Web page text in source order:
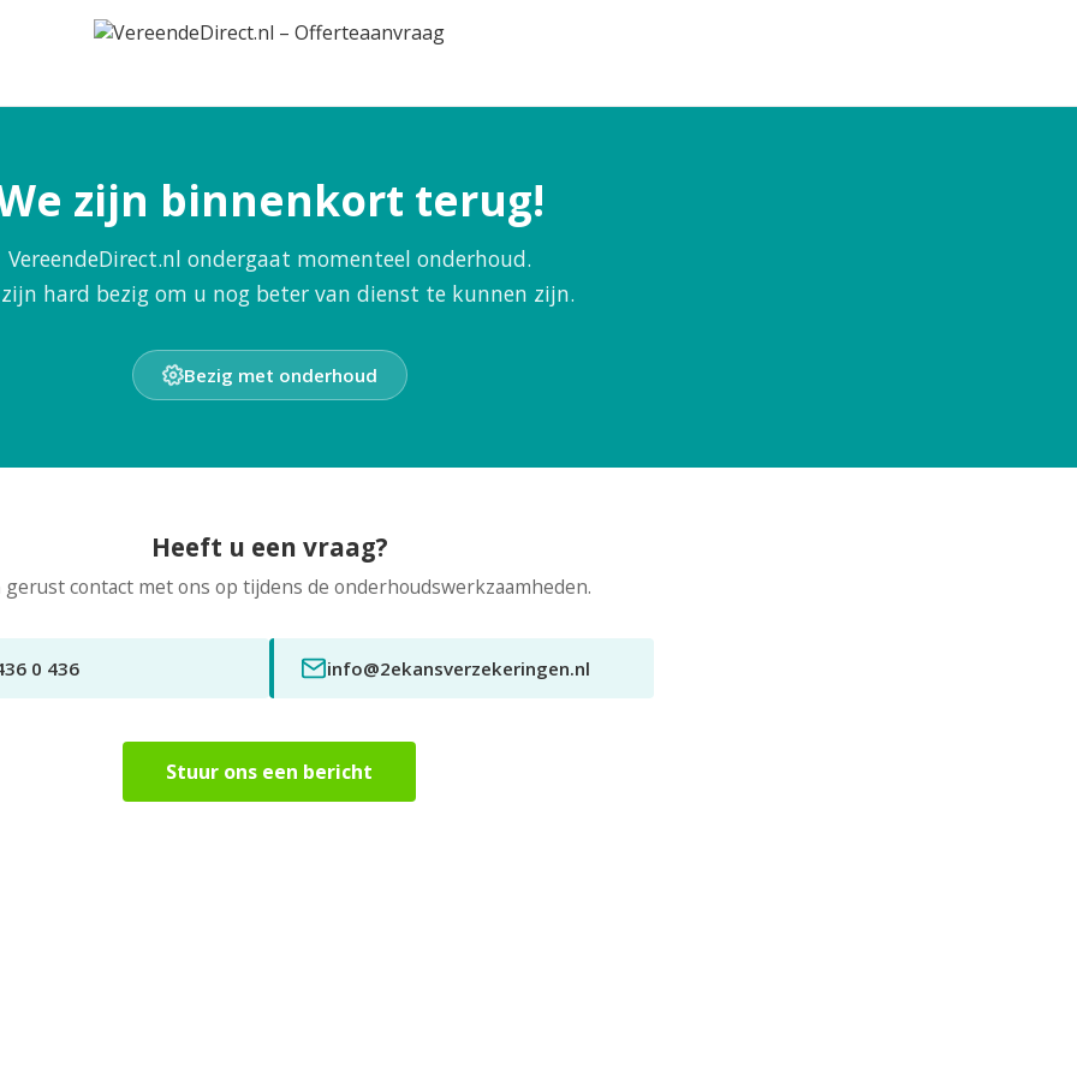
zijn binnenkort terug!
VereendeDirect.nl ondergaat momenteel onderhoud.
hard bezig om u nog beter van dienst te kunnen zijn.
Bezig met onderhoud
Heeft u een vraag?
gerust contact met ons op tijdens de onderhoudswerkzaamheden.
0 436 info@2ekansverzekeringen.nl
Stuur ons een bericht